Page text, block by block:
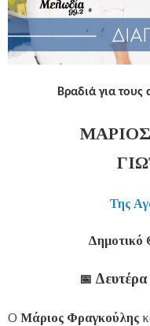
Βραδιά για
Της
Δημοτικό
📅 Δευτέρα
Ο Μάριος Φραγκούλης